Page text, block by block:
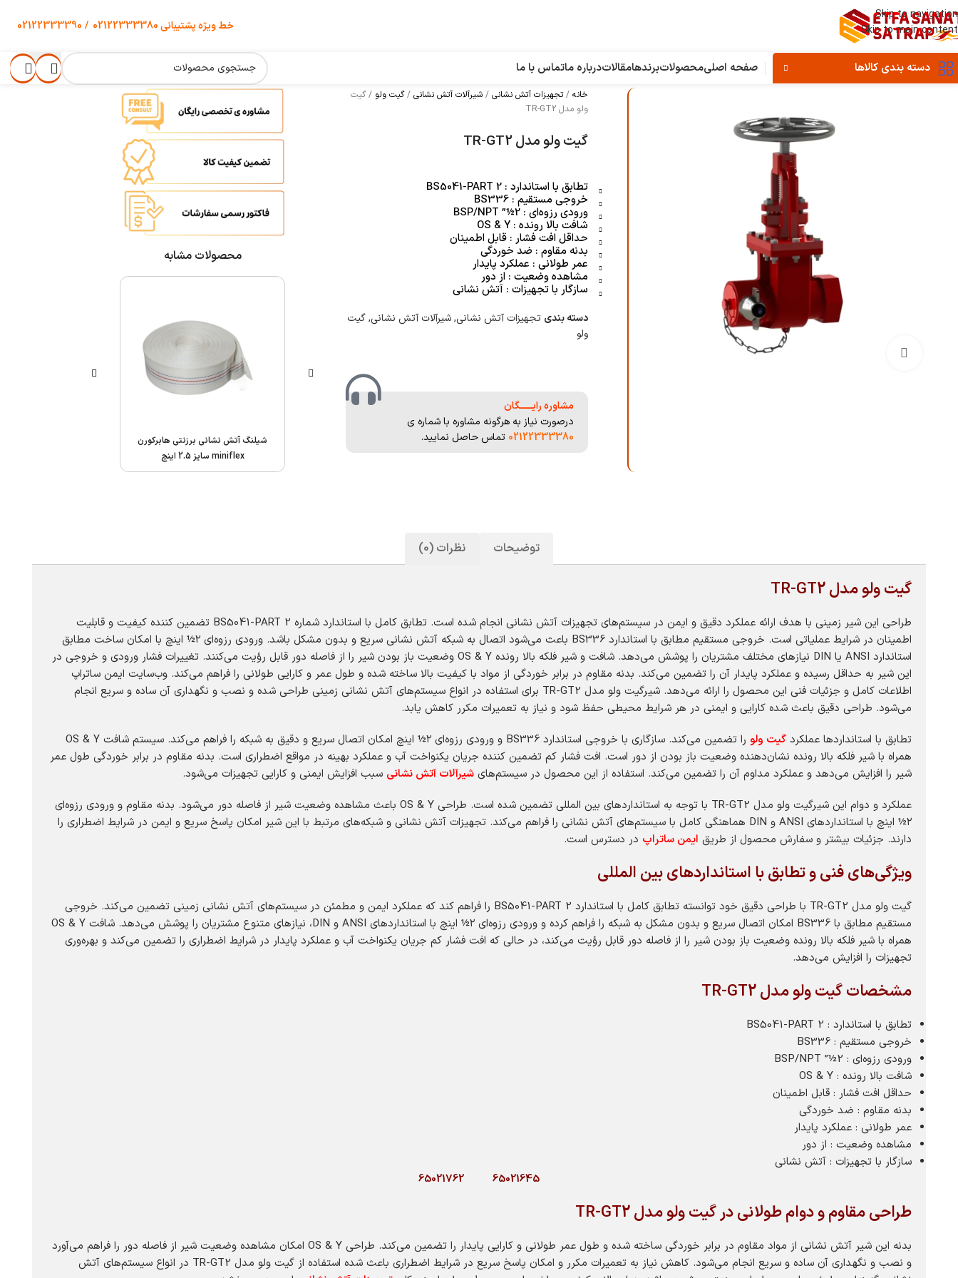
Skip to navigation
Skip to main content
خط ویژه پشتیبانی02122333380
/
02122333390
دسته بندی کالاها صفحه اصلیمحصولاتبرندهامقالاتدرباره ماتماس با ما
خانه تجهیزات آتش نشانی شیرآلات آتش نشانی گیت ولو
گیت
ولو مدل TR-GT2
گیت ولو مدل TR-GT2
تطابق با استاندارد : BS5041-PART 2
خروجی مستقیم : BS336
ورودی رزوه‌ای : 2½” BSP/NPT
شافت بالا رونده : OS & Y
حداقل افت فشار : قابل اطمینان
بدنه مقاوم : ضد خوردگی
عمر طولانی : عملکرد پایدار
مشاهده وضعیت : از دور
سازگار با تجهیزات : آتش نشانی
دسته بندی تجهیزات آتش نشانی,شیرآلات آتش نشانی,گیت
ولو
مشاوره رایــــــگان
درصورت نیاز به هرگونه مشاوره با شماره ی
02122333380 تماس حاصل نمایید.
محصولات مشابه
شیلنگ آتش نشانی برزنتی هابرکورن
miniflex سایز 2.5 اینچ
توضیحات نظرات (0)
گیت ولو مدل TR-GT2
طراحی این شیر زمینی با هدف ارائه عملکرد دقیق و ایمن در سیستم‌های تجهیزات آتش نشانی انجام شده است. تطابق کامل با استاندارد شماره BS5041-PART 2 تضمین‌ کننده کیفیت و قابلیت
اطمینان در شرایط عملیاتی است. خروجی مستقیم مطابق با استاندارد BS336 باعث می‌شود اتصال به شبکه آتش نشانی سریع و بدون مشکل باشد. ورودی رزوه‌ای ۲½ اینچ با امکان ساخت مطابق
استاندارد ANSI یا DIN نیازهای مختلف مشتریان را پوشش می‌دهد. شافت و شیر فلکه بالا رونده OS & Y وضعیت باز بودن شیر را از فاصله دور قابل رؤیت می‌کنند. تغییرات فشار ورودی و خروجی در
این شیر به حداقل رسیده و عملکرد پایدار آن را تضمین می‌کند. بدنه مقاوم در برابر خوردگی از مواد با کیفیت بالا ساخته شده و طول عمر و کارایی طولانی را فراهم می‌کند. وب‌سایت ایمن ساتراپ
اطلاعات کامل و جزئیات فنی این محصول را ارائه می‌دهد. شیرگیت ولو مدل TR-GT2 برای استفاده در انواع سیستم‌های آتش نشانی زمینی طراحی شده و نصب و نگهداری آن ساده و سریع انجام
می‌شود. طراحی دقیق باعث شده کارایی و ایمنی در هر شرایط محیطی حفظ شود و نیاز به تعمیرات مکرر کاهش یابد.
تطابق با استانداردها عملکرد گیت ولو
را تضمین می‌کند. سازگاری با خروجی استاندارد BS336 و ورودی رزوه‌ای ۲½ اینچ امکان اتصال سریع و دقیق به شبکه را فراهم می‌کند. سیستم شافت OS & Y
همراه با شیر فلکه بالا رونده نشان‌دهنده وضعیت باز بودن از دور است. افت فشار کم تضمین‌ کننده جریان یکنواخت آب و عملکرد بهینه در مواقع اضطراری است. بدنه مقاوم در برابر خوردگی طول عمر
شیر را افزایش می‌دهد و عملکرد مداوم آن را تضمین می‌کند. استفاده از این محصول در سیستم‌های شیرآلات آتش نشانی سبب افزایش ایمنی و کارایی تجهیزات می‌شود.
عملکرد و دوام این شیرگیت ولو مدل TR-GT2 با توجه به استانداردهای بین‌ المللی تضمین شده است. طراحی OS & Y باعث مشاهده وضعیت شیر از فاصله دور می‌شود. بدنه مقاوم و ورودی رزوه‌ای
۲½ اینچ با استانداردهای ANSI و DIN هماهنگی کامل با سیستم‌های آتش نشانی را فراهم می‌کند. تجهیزات آتش نشانی و شبکه‌های مرتبط با این شیر امکان پاسخ سریع و ایمن در شرایط اضطراری را
دارند. جزئیات بیشتر و سفارش محصول از طریق ایمن ساتراپ در دسترس است.
ویژگی‌های فنی و تطابق با استانداردهای بین‌ المللی
گیت ولو مدل TR-GT2 با طراحی دقیق خود توانسته تطابق کامل با استاندارد BS5041-PART 2 را فراهم کند که عملکرد ایمن و مطمئن در سیستم‌های آتش نشانی زمینی تضمین می‌کند. خروجی
مستقیم مطابق با BS336 امکان اتصال سریع و بدون مشکل به شبکه را فراهم کرده و ورودی رزوه‌ای ۲½ اینچ با استانداردهای ANSI و DIN، نیازهای متنوع مشتریان را پوشش می‌دهد. شافت OS & Y
همراه با شیر فلکه بالا رونده وضعیت باز بودن شیر را از فاصله دور قابل رؤیت می‌کند، در حالی که افت فشار کم جریان یکنواخت آب و عملکرد پایدار در شرایط اضطراری را تضمین می‌کند و بهره‌وری
تجهیزات را افزایش می‌دهد.
مشخصات گیت ولو مدل TR-GT2
تطابق با استاندارد : BS5041-PART 2
خروجی مستقیم : BS336
ورودی رزوه‌ای : 2½” BSP/NPT
شافت بالا رونده : OS & Y
حداقل افت فشار : قابل اطمینان
بدنه مقاوم : ضد خوردگی
عمر طولانی : عملکرد پایدار
مشاهده وضعیت : از دور
سازگار با تجهیزات : آتش نشانی
65021645
65021762
طراحی مقاوم و دوام طولانی در گیت ولو مدل TR-GT2
بدنه این شیر آتش نشانی از مواد مقاوم در برابر خوردگی ساخته شده و طول عمر طولانی و کارایی پایدار را تضمین می‌کند. طراحی OS & Y امکان مشاهده وضعیت شیر از فاصله دور را فراهم می‌آورد
و نصب و نگهداری آن ساده و سریع انجام می‌شود. کاهش نیاز به تعمیرات مکرر و امکان پاسخ سریع در شرایط اضطراری باعث شده استفاده از گیت ولو مدل TR-GT2 در انواع سیستم‌های آتش